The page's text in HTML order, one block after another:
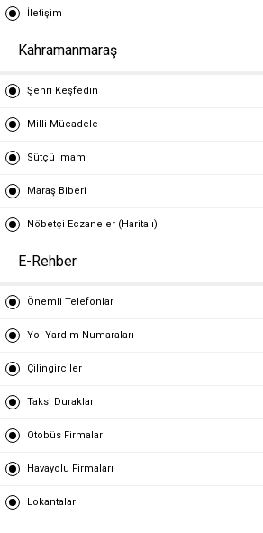
İletişim
Kahramanmaraş
Şehri Keşfedin
Milli Mücadele
Sütçü İmam
Maraş Biberi
Nöbetçi Eczaneler (Haritalı)
E-Rehber
Önemli Telefonlar
Yol Yardım Numaraları
Çilingirciler
Taksi Durakları
Otobüs Firmalar
Havayolu Firmaları
Lokantalar